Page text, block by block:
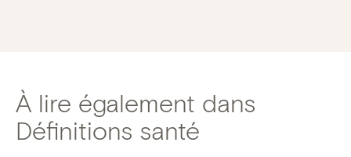
À lire également dans
Définitions santé